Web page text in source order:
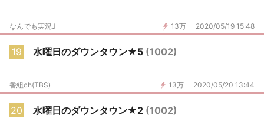
13万 2020/05/19 15:48
なんでも実況J
19 水曜日のダウンタウン★5 (1002)
13万 2020/05/20 13:44
番組ch(TBS)
20 水曜日のダウンタウン★2 (1002)